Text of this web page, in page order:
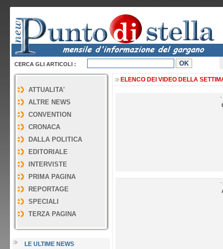
CERCA GLI ARTICOLI :
ATTUALITA'
ALTRE NEWS
CONVENTION
CRONACA
DALLA POLITICA
EDITORIALE
INTERVISTE
PRIMA PAGINA
REPORTAGE
SPECIALI
TERZA PAGINA
LE ULTIME NEWS
ELENCO DEI VIDEO DELLA
-
-